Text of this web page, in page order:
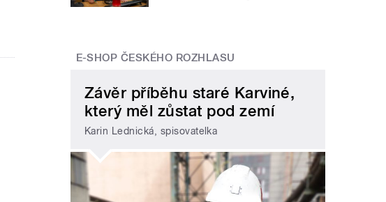
E-SHOP ČESKÉHO ROZHLASU
Závěr příběhu staré Karviné,
který měl zůstat pod zemí
Karin Lednická, spisovatelka